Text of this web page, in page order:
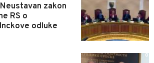
zakon
RS o
odluke
0